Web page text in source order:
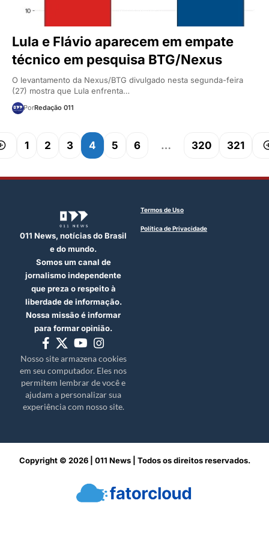
Lula e Flávio aparecem em empate
técnico em pesquisa BTG/Nexus
O levantamento da Nexus/BTG divulgado nesta segunda-feira
(27) mostra que Lula enfrenta…
PorRedação 011
1 2 3 4 5 6 … 320 321
011 News, notícias do Brasil
e do mundo.
Somos um canal de
jornalismo independente
que preza o respeito à
liberdade de informação.
Nossa missão é informar
para formar opinião.
Nosso site armazena cookies
em seu computador. Eles nos
permitem lembrar de você e
ajudam a personalizar sua
experiência com nosso site.
Termos de Uso
Política de Privacidade
Copyright © 2026 | 011 News | Todos os direitos reservados.